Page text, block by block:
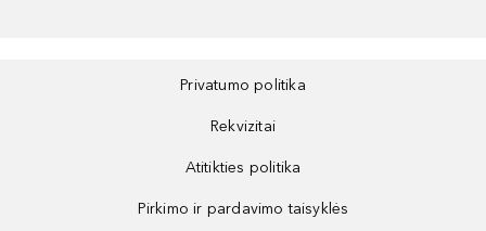
Privatumo politika
Rekvizitai
Atitikties politika
Pirkimo ir pardavimo taisyklės